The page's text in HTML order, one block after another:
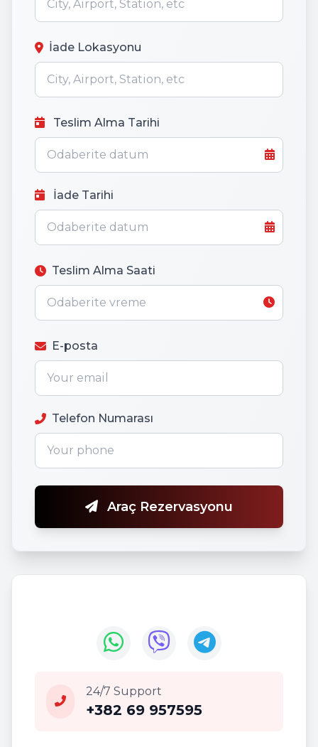
İade Lokasyonu
Teslim Alma Tarihi
İade Tarihi
Teslim Alma Saati
E-posta
Telefon Numarası
Araç Rezervasyonu
24/7 Support
+382 69 957595